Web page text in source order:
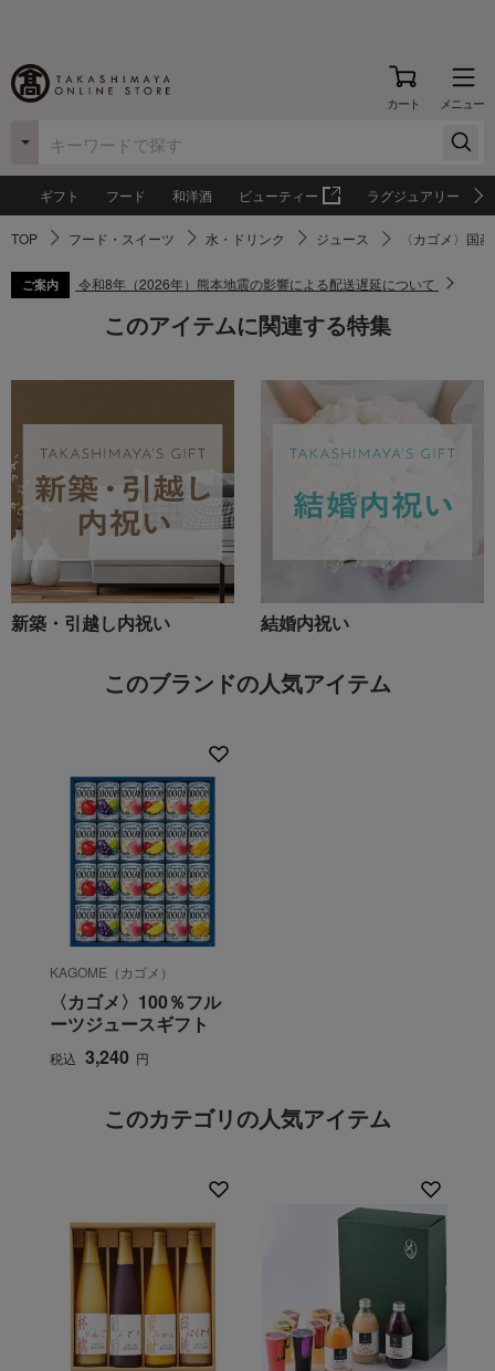
カート メニュー
ギフト フード 和洋酒 ビューティー ラグジュアリー
TOP フード・スイーツ 水・ドリンク ジュース 〈カゴメ〉国
ご案内 令和8年（2026年）熊本地震の影響による配送遅延について
このアイテムに関連する特集
新築・引越し内祝い 結婚内祝い
このブランドの人気アイテム
KAGOME（カゴメ）
〈カゴメ〉100％フル
ーツジュースギフト
税込 3,240 円
このカテゴリの人気アイテム